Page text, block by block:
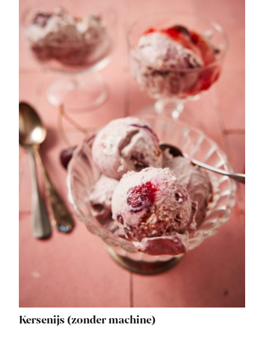
Kersenijs (zonder machine)